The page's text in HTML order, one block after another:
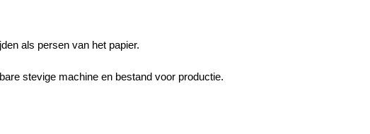
als persen van het papier.
stevige machine en bestand voor productie.